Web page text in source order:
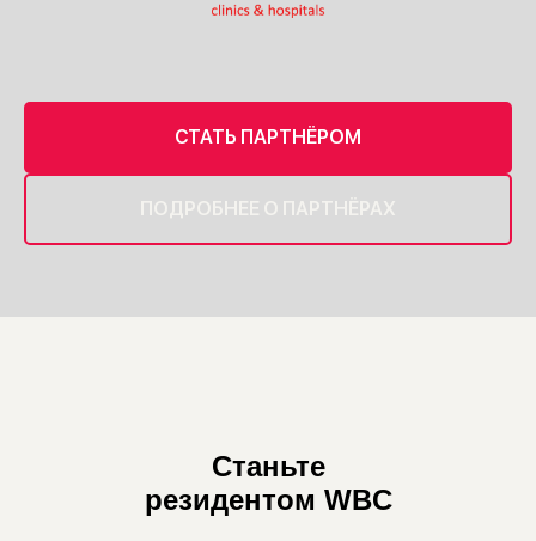
СТАТЬ ПАРТНЁРОМ
ПОДРОБНЕЕ О ПАРТНЁРАХ
Станьте
резидентом WBС